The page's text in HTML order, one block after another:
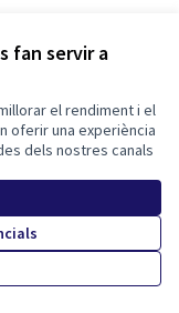
fan servir a
el rendiment i el
oferir una experiència
dels nostres canals
Amb
(Enllaç